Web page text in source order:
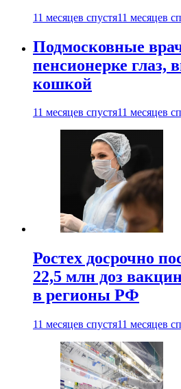
11 месяцев спустя11 месяцев
Подмосковные
пенсионерке
кошкой
11 месяцев спустя11 месяцев
Ростех досрочно
22,5 млн доз
в регионы РФ
11 месяцев спустя11 месяцев